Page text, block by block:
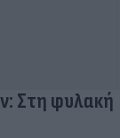
Στη φυλακή